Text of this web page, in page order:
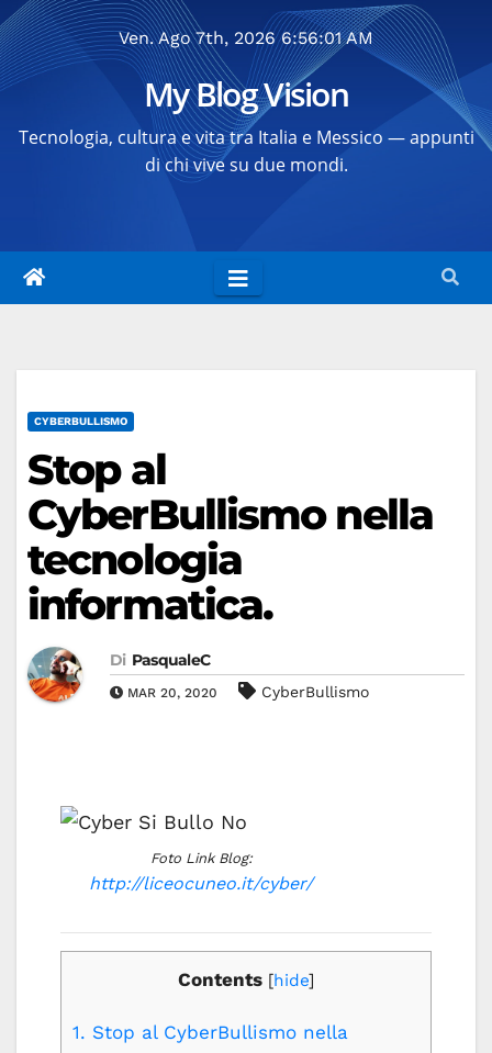
Salta
al
contenuto
Ven. Ago 7th, 20266:56:02 AM
My Blog Vision
Tecnologia, cultura e vita tra Italia e Messico — appunti
di chi vive su due mondi.
CYBERBULLISMO
Stop al
CyberBullismo nella
tecnologia
informatica.
Di PasqualeC
MAR 20, 2020 CyberBullismo
Foto Link Blog:
http://liceocuneo.it/cyber/
Contents [hide]
1. Stop al CyberBullismo nella